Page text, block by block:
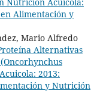
Nutrición Acuicola:
Alimentación y
Mario Alfredo
Alternativas
2013:
y Nutrición